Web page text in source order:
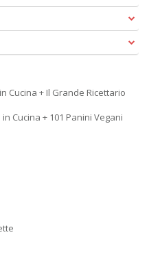
Cucina + Il Grande Ricettario
Cucina + 101 Panini Vegani